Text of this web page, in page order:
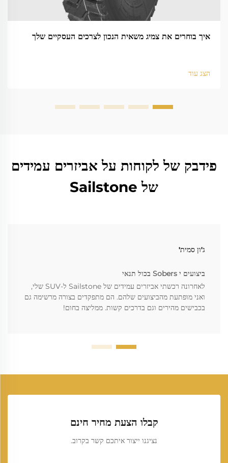
איך בוחרים את צמיג משאית הנכון לצרכים העסקיים שלך
הצג עוד
פידבק של לקוחות על אביזרים עמידים
של Sailstone
ג'ון סמית'
ביצועים י Sobers בכול תנאי
לאחרונה רכשתי אביזרים עמידים של Sailstone ל-SUV שלי,
ואני מופתעת מהביצועים שלהם. הם מתפקדים בצורה מרשימה גם
בכבישים מהירים וגם בדרכים קשות. ממליצה בחום!
קבלו הצעת מחיר חינם
נציגנו ייצור איתכם קשר בקרוב.